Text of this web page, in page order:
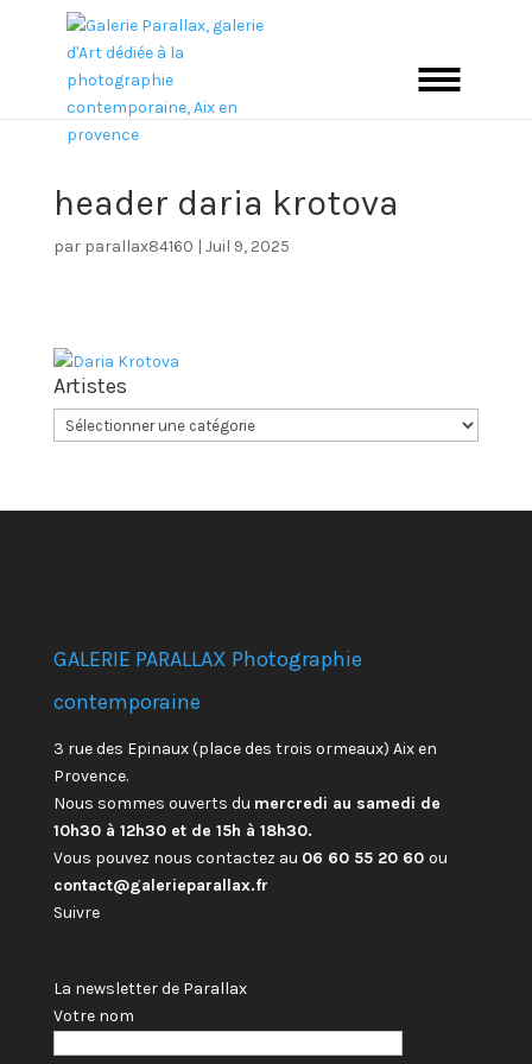
header daria krotova
par parallax84160 | Juil 9, 2025
Artistes
GALERIE PARALLAX Photographie
contemporaine
3 rue des Epinaux (place des trois ormeaux) Aix en
Provence.
Nous sommes ouverts du mercredi au samedi de
10h30 à 12h30 et de 15h à 18h30.
Vous pouvez nous contactez au 06 60 55 20 60 ou
contact@galerieparallax.fr
Suivre
La newsletter de Parallax
Votre nom